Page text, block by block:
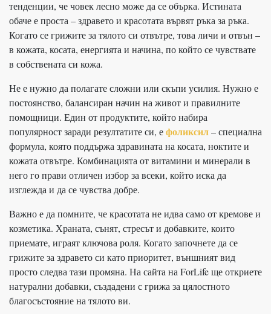
тенденции, че човек лесно може да се обърка. Истината
обаче е проста – здравето и красотата вървят ръка за ръка.
Когато се грижите за тялото си отвътре, това личи и отвън –
в кожата, косата, енергията и начина, по който се чувствате
в собствената си кожа.
Не е нужно да полагате сложни или скъпи усилия. Нужно е
постоянство, балансиран начин на живот и правилните
помощници. Един от продуктите, който набира
популярност заради резултатите си, ефоликсил– специална
формула, която поддържа здравината на косата, ноктите и
кожата отвътре. Комбинацията от витамини и минерали в
него го прави отличен избор за всеки, който иска да
изглежда и да се чувства добре.
Важно е да помните, че красотата не идва само от кремове и
козметика. Храната, сънят, стресът и добавките, които
приемате, играят ключова роля. Когато започнете да се
грижите за здравето си като приоритет, външният вид
просто следва тази промяна. На сайта на ForLife ще откриете
натурални добавки, създадени с грижа за цялостното
благосъстояние на тялото ви.